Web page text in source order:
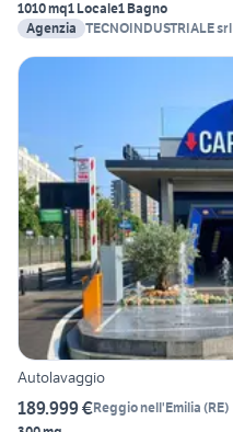
1010 mq1 Locale1 Bagno
Agenzia TECNOINDUSTRIALE srl
Autolavaggio
189.999 €Reggio nell'Emilia (RE)